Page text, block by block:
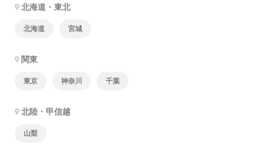
北海道・東北
北海道 宮城
関東
東京 神奈川 千葉
北陸・甲信越
山梨